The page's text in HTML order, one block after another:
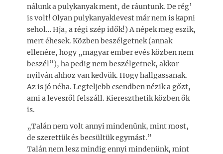
nálunk a pulykanyak ment, de ráuntunk. De rég’
is volt! Olyan pulykanyaklevest már nem is kapni
sehol… Hja, a régi szép idők!) A népek meg eszik,
mert éhesek. Közben beszélgetnek (annak
ellenére, hogy „magyar ember evés közben nem
beszél”), ha pedig nem beszélgetnek, akkor
nyilván ahhoz van kedvük. Hogy hallgassanak.
Az is jó néha. Legfeljebb csendben nézik a gőzt,
ami a levesről felszáll. Kiereszthetik közben ők
is.
„Talán nem volt annyi mindenünk, mint most,
de szerettük és becsültük egymást.”
Talán nem lesz mindig ennyi mindenünk, mint